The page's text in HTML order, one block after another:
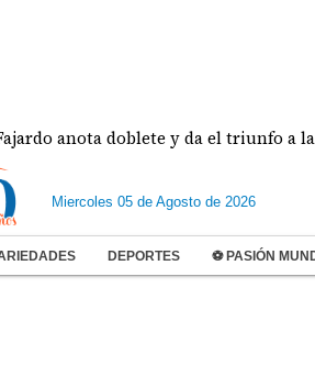
anota doblete y da el triunfo a la
Miercoles 05 de Agosto de 2026
DEPORTES ⚽ PASIÓN